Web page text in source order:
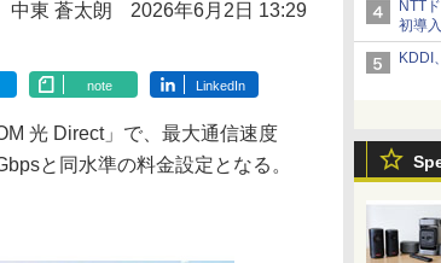
NTT
初導入
KDDI
中東 蒼太朗 2026年6月2日 13:29
note LinkedIn
光 Direct」で、最大通信速度
と同水準の料金設定となる。